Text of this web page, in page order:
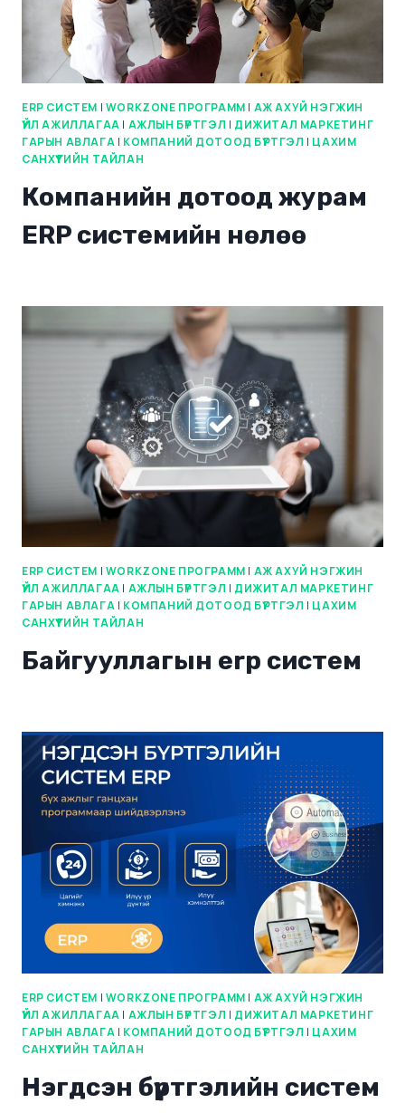
ERP СИСТЕМ | WORKZONE ПРОГРАММ | АЖ АХУЙ НЭГЖИН
ҮЙЛ АЖИЛЛАГАА | АЖЛЫН БҮРТГЭЛ | ДИЖИТАЛ МАРКЕТИНГ
ГАРЫН АВЛАГА | КОМПАНИЙ ДОТООД БҮРТГЭЛ | ЦАХИМ
САНХҮҮГИЙН ТАЙЛАН
Компанийн дотоод журам
ERP системийн нөлөө
ERP СИСТЕМ | WORKZONE ПРОГРАММ | АЖ АХУЙ НЭГЖИН
ҮЙЛ АЖИЛЛАГАА | АЖЛЫН БҮРТГЭЛ | ДИЖИТАЛ МАРКЕТИНГ
ГАРЫН АВЛАГА | КОМПАНИЙ ДОТООД БҮРТГЭЛ | ЦАХИМ
САНХҮҮГИЙН ТАЙЛАН
Байгууллагын erp систем
ERP СИСТЕМ | WORKZONE ПРОГРАММ | АЖ АХУЙ НЭГЖИН
ҮЙЛ АЖИЛЛАГАА | АЖЛЫН БҮРТГЭЛ | ДИЖИТАЛ МАРКЕТИНГ
ГАРЫН АВЛАГА | КОМПАНИЙ ДОТООД БҮРТГЭЛ | ЦАХИМ
САНХҮҮГИЙН ТАЙЛАН
Нэгдсэн бүртгэлийн систем